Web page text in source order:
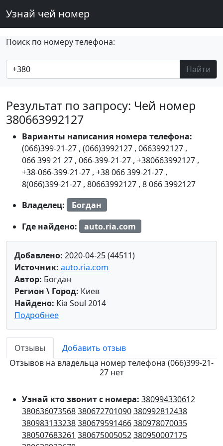
Узнай чей номер
Поиск по номеру телефона:
Найти
Результат по запросу: Чей номер
380663992127
Варианты написания номера телефона:
(066)399-21-27 , (066)3992127 , 0663992127 ,
066 399 21 27 , 066-399-21-27 , +380663992127 ,
+38-066-399-21-27 , +38 066 399-21-27 ,
8(066)399-21-27 , 80663992127 , 8 066 3992127
Владелец:
Богдан
Где найдено:
auto.ria.com
Добавлено: 2020-04-25 (44511)
Источник: auto.ria.com
Автор: Богдан
Регион \ Город: Киев
Найдено: Kia Soul 2014
Подробнее
Отзывы
Добавить отзыв
Отзывов на владельца номер телефона (066)399-21-
27 нет
Узнай кто звонит с номера: 380994330612
380636073568380672701090380992812438
380983133238380679591466380978070035
380507683261 380675005052380950007175